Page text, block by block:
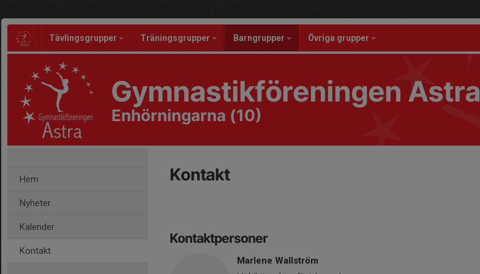
Tävlingsgrupper Träningsgrupper Barngrupper Övriga grupper
Gymnastikföreningen Astra
Enhörningarna (10)
Hem
Nyheter
Kalender
Kontakt
Kontakt
Kontaktpersoner
Marlene Wallström